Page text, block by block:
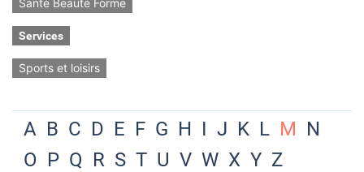
Santé Beauté Forme
Services
Sports et loisirs
A B C D E F G H I J K L M N
O P Q R S T U V W X Y Z